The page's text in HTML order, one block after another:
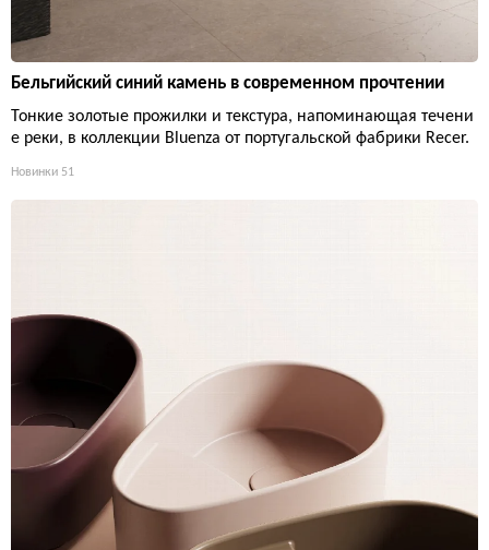
Бельгийский синий камень в современном прочтении
Тонкие золотые прожилки и текстура, напоминающая течени
е реки, в коллекции Bluenza от португальской фабрики Recer.
Новинки 51